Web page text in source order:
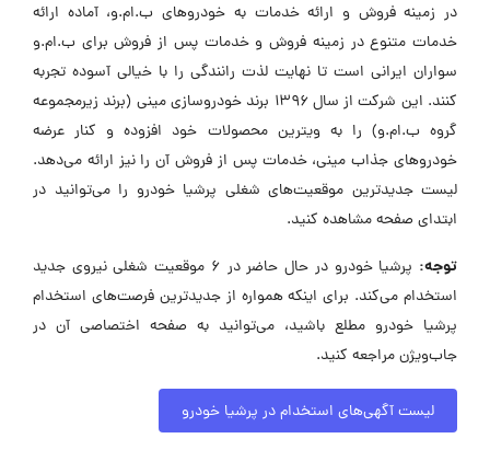
در زمینه فروش و ارائه خدمات به خودروهای ب.ام.و، آماده ارائه
خدمات متنوع در زمینه فروش و خدمات پس از فروش برای ب.ام.و
سواران ایرانی است تا نهایت لذت رانندگی را با خیالی آسوده تجربه
کنند. این شرکت از سال ۱۳۹۶ برند خودروسازی مینی (برند زیرمجموعه
گروه ب.ام.و) را به ویترین محصولات خود افزوده و کنار عرضه
خودروهای جذاب مینی، خدمات پس از فروش آن را نیز ارائه می‌دهد.
لیست جدیدترین موقعیت‌های شغلی پرشیا خودرو را می‌توانید در
ابتدای صفحه مشاهده کنید.
توجه:
پرشیا خودرو در حال حاضر در ۶ موقعیت شغلی نیروی جدید
استخدام می‌کند. برای اینکه همواره از جدیدترین فرصت‌های استخدام
پرشیا خودرو مطلع باشید، می‌توانید به صفحه اختصاصی آن در
جاب‌ویژن مراجعه کنید.
لیست آگهی‌های استخدام در پرشیا خودرو